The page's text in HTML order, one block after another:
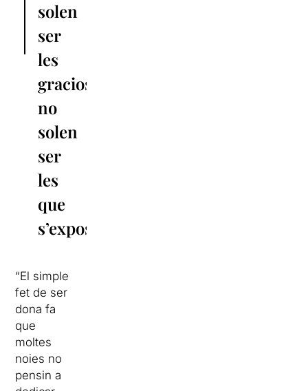
solen
ser
les
gracioses,
no
solen
ser
les
que
s’exposen”
“El simple
fet de ser
dona fa
que
moltes
noies no
pensin a